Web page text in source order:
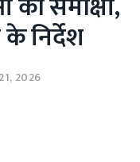
निर्देश
2026